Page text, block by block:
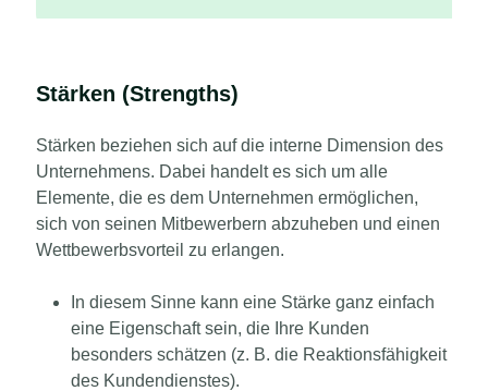
Stärken (Strengths)
Stärken beziehen sich auf die interne Dimension des
Unternehmens. Dabei handelt es sich um alle
Elemente, die es dem Unternehmen ermöglichen,
sich von seinen Mitbewerbern abzuheben und einen
Wettbewerbsvorteil zu erlangen.
In diesem Sinne kann eine Stärke ganz einfach
eine Eigenschaft sein, die Ihre Kunden
besonders schätzen (z. B. die Reaktionsfähigkeit
des Kundendienstes).